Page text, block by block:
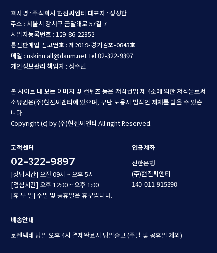
회사명 : 주식회사 현진씨엔티 대표자 : 정성한
주소 : 서울시 강서구 곰달래로 57길 7
사업자등록번호 : 129-86-22352
통신판매업 신고번호 : 제2019-경기김포-0843호
메일 : uskinmall@daum.netTel 02-322-9897
개인정보관리 책임자 : 정수민
본 사이트 내 모든 이미지 및 컨텐츠 등은 저작권법 제 4조에 의한 저작물로써
소유권은(주)현진씨엔티에 있으며, 무단 도용시 법적인 제재를 받을 수 있습
니다.
Copyright (c) by (주)현진씨엔티 All right Reserved.
고객센터
02-322-9897
[상담시간] 오전 09시 ~ 오후 5시
[점심시간] 오후 12:00 ~ 오후 1:00
[휴 무 일] 주말 및 공휴일은 휴무입니다.
입금계좌
신한은행
(주)현진씨엔티
140-011-915390
배송안내
로젠택배 당일 오후 4시 결제완료시 당일출고 (주말 및 공휴일 제외)